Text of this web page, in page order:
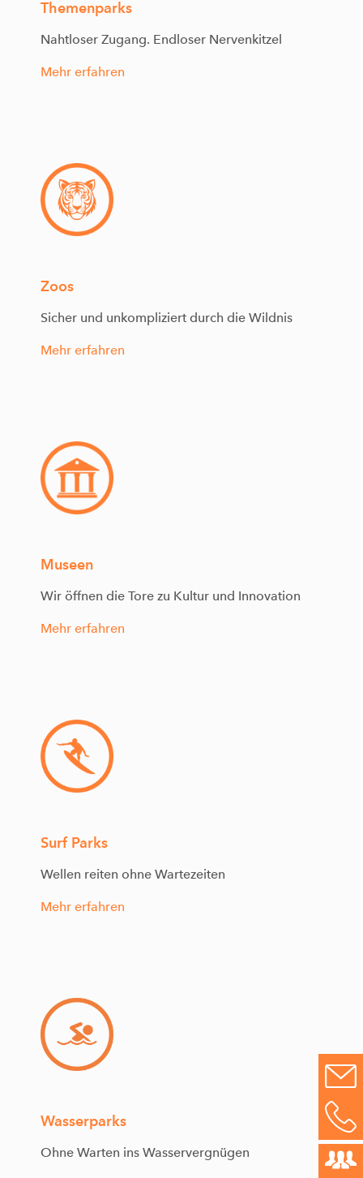
Themenparks
Nahtloser Zugang. Endloser Nervenkitzel
Mehr erfahren
Zoos
Sicher und unkompliziert durch die Wildnis
Mehr erfahren
Museen
Wir öffnen die Tore zu Kultur und Innovation
Mehr erfahren
Surf Parks
Wellen reiten ohne Wartezeiten
Mehr erfahren
Wasserparks
Ohne Warten ins Wasservergnügen